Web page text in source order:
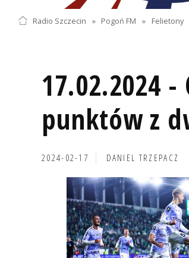
Radio Szczecin » Pogoń FM » Felietony
17.02.2024
punktów z
2024-02-17 DANIEL TRZEPACZ